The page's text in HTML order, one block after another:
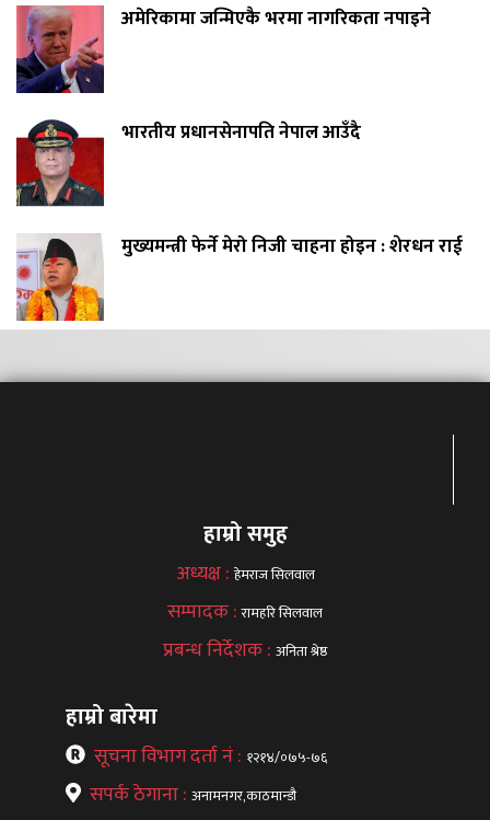
अमेरिकामा जन्मिएकै भरमा नागरिकता नपाइने
भारतीय प्रधानसेनापति नेपाल आउँदै
मुख्यमन्त्री फेर्ने मेरो निजी चाहना होइन : शेरधन राई
हाम्रो समुह
अध्यक्ष : हेमराज सिलवाल
सम्पादक :रामहरि सिलवाल
प्रबन्ध निर्देशक : अनिता श्रेष्ठ
हाम्रो बारेमा
सूचना विभाग दर्ता नं : १२१४/०७५-७६
सपर्क ठेगाना : अनामनगर,काठमान्डौ